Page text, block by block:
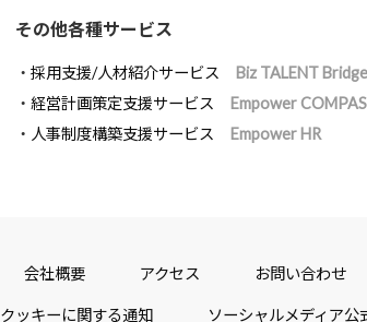
その他各種サービス
採用支援/人材紹介サービス
Biz TALENT Bridge
経営計画策定支援サービス
Empower
人事制度構築支援サービス
Empower HR
会社概要 アクセス お問い合わせ
クッキーに関する通知 ソーシャルメディア公